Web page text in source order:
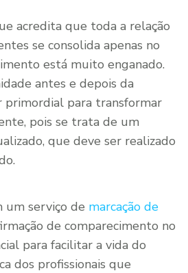
acredita que toda a relação
se consolida apenas no
está muito enganado.
antes e depois da
para transformar
pois se trata de um
que deve ser realizado
um serviço de marcação de
de comparecimento no
para facilitar a vida do
dos profissionais que